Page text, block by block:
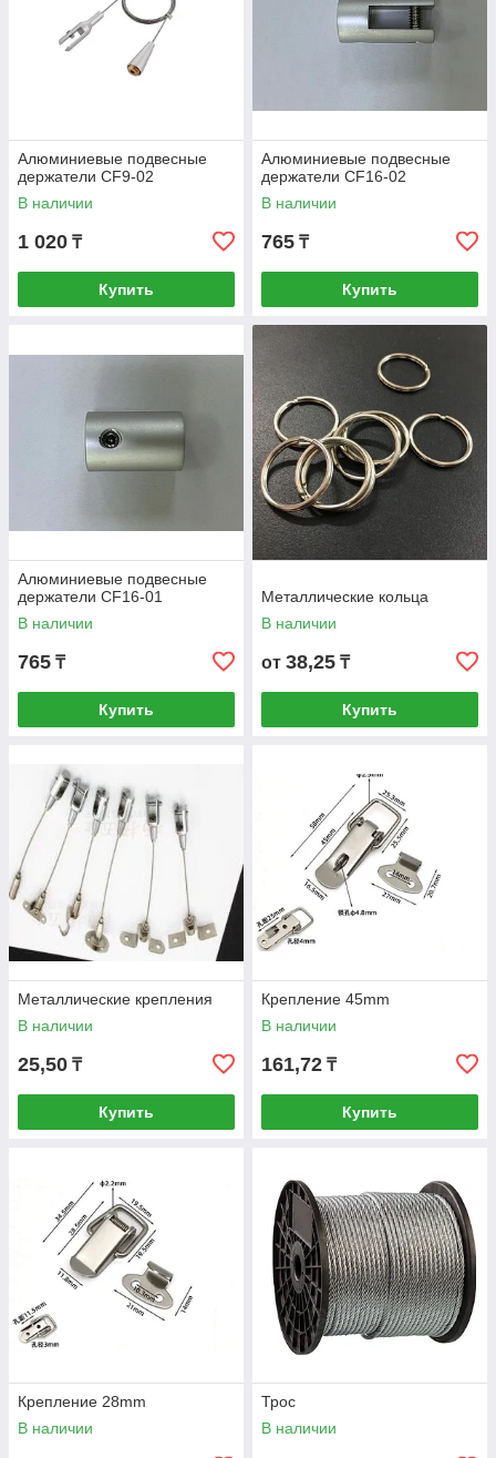
Алюминиевые подвесные
держатели CF9-02
В наличии
1 020 ₸
Купить
Алюминиевые подвесные
держатели CF16-02
В наличии
765 ₸
Купить
Алюминиевые подвесные
держатели CF16-01
В наличии
765 ₸
Купить
Металлические кольца
В наличии
от 38,25 ₸
Купить
Металлические крепления
В наличии
25,50 ₸
Купить
Крепление 45mm
В наличии
161,72 ₸
Купить
Крепление 28mm
В наличии
Трос
В наличии